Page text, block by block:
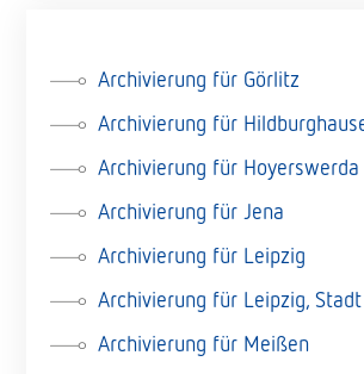
Archivierung für Görlitz
Archivierung für
Archivierung für Hoyerswerda
Archivierung für Jena
Archivierung für Leipzig
Archivierung für Leipzig, Stadt
Archivierung für Meißen